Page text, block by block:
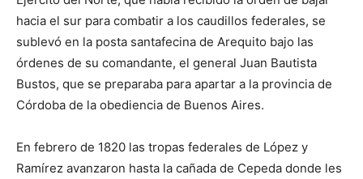
hacia el sur para combatir a los caudillos federales, se
sublevó en la posta santafecina de Arequito bajo las
órdenes de su comandante, el general Juan Bautista
Bustos, que se preparaba para apartar a la provincia de
Córdoba de la obediencia de Buenos Aires.
En febrero de 1820 las tropas federales de López y
Ramírez avanzaron hasta la cañada de Cepeda donde les